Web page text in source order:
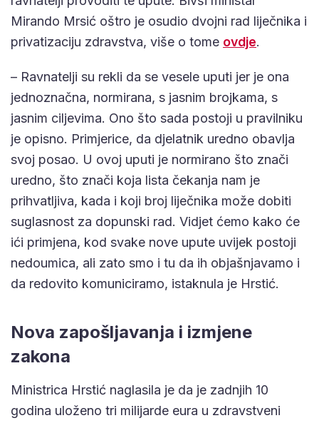
Mirando Mrsić oštro je osudio dvojni rad liječnika i
privatizaciju zdravstva, više o tome ovdje.
– Ravnatelji su rekli da se vesele uputi jer je ona
jednoznačna, normirana, s jasnim brojkama, s
jasnim ciljevima. Ono što sada postoji u pravilniku
je opisno. Primjerice, da djelatnik uredno obavlja
svoj posao. U ovoj uputi je normirano što znači
uredno, što znači koja lista čekanja nam je
prihvatljiva, kada i koji broj liječnika može dobiti
suglasnost za dopunski rad. Vidjet ćemo kako će
ići primjena, kod svake nove upute uvijek postoji
nedoumica, ali zato smo i tu da ih objašnjavamo i
da redovito komuniciramo, istaknula je Hrstić.
Nova zapošljavanja i izmjene
zakona
Ministrica Hrstić naglasila je da je zadnjih 10
godina uloženo tri milijarde eura u zdravstveni